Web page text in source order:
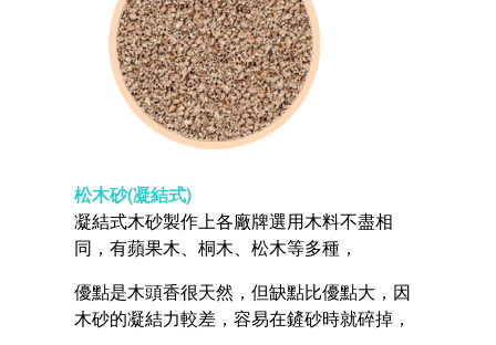
松木砂(凝結式)
凝結式木砂製作上各廠牌選用木料不盡相
同，有蘋果木、桐木、松木等多種，
優點是木頭香很天然，但缺點比優點大，因
木砂的凝結力較差，容易在鏟砂時就碎掉，